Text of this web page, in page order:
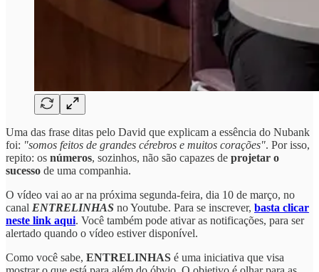
Uma das frase ditas pelo David que explicam a essência do Nubank
foi: "somos feitos de grandes cérebros e muitos corações". Por isso,
repito: os números, sozinhos, não são capazes de projetar o
sucesso de uma companhia.
O vídeo vai ao ar na próxima segunda-feira, dia 10 de março, no
canal ENTRELINHAS no Youtube. Para se inscrever, basta clicar
neste link aqui. Você também pode ativar as notificações, para ser
alertado quando o vídeo estiver disponível.
Como você sabe, ENTRELINHAS é uma iniciativa que visa